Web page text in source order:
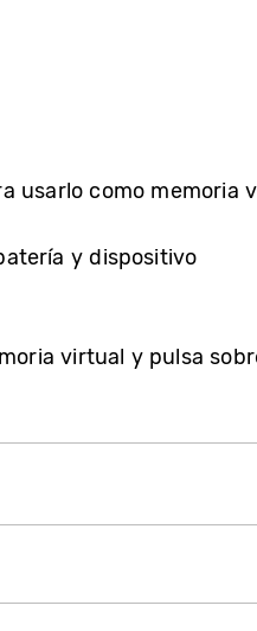
usarlo como memoria
y dispositivo
virtual y pulsa